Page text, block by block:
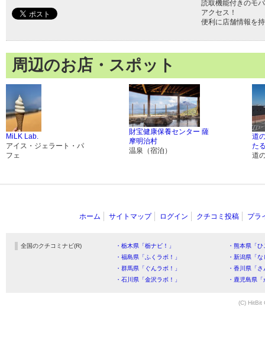
読取機能付きのモ
アクセス！
便利に店舗情報を
周辺のお店・スポット
MiLK Lab.
アイス・ジェラート・パ
フェ
財宝健康保養センター 薩
摩明治村
温泉（宿泊）
道
た
道
ホーム サイトマップ ログイン クチコミ投稿 プラ
全国のクチコミナビ(R) ・栃木県「栃ナビ！」
・熊本県「
・福島県「ふくラボ！」
・新潟県「
・群馬県「ぐんラボ！」
・香川県「
・石川県「金沢ラボ！」
・鹿児島県
(C) HitBit